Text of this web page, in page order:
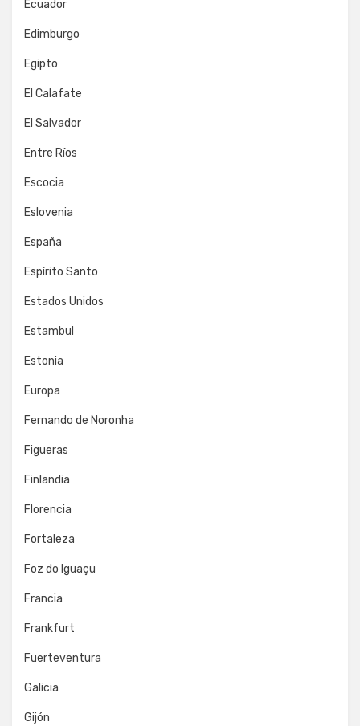
Ecuador
Edimburgo
Egipto
El Calafate
El Salvador
Entre Ríos
Escocia
Eslovenia
España
Espírito Santo
Estados Unidos
Estambul
Estonia
Europa
Fernando de Noronha
Figueras
Finlandia
Florencia
Fortaleza
Foz do Iguaçu
Francia
Frankfurt
Fuerteventura
Galicia
Gijón